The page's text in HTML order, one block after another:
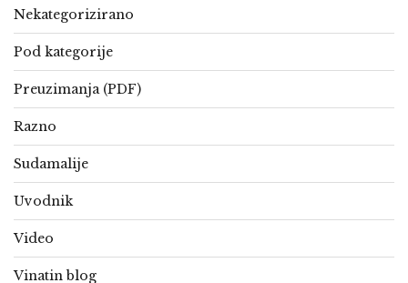
Nekategorizirano
Pod kategorije
Preuzimanja (PDF)
Razno
Sudamalije
Uvodnik
Video
Vinatin blog